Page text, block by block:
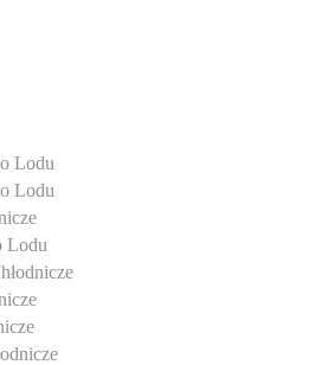
Lodu
Lodu
Lodu